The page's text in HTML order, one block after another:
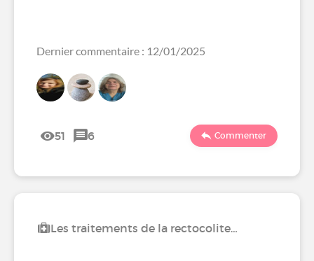
Dernier commentaire : 12/01/2025
51 6 Commenter
Les traitements de la rectocolite…